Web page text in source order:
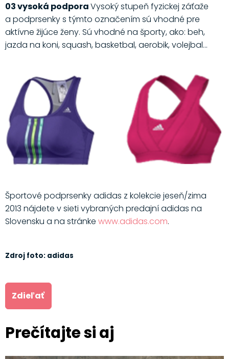
03 vysoká podporaVysoký stupeň fyzickej záťaže
a podprsenky s týmto označením sú vhodné pre
aktívne žijúce ženy. Sú vhodné na športy, ako: beh,
jazda na koni, squash, basketbal, aerobik, volejbal...
Športové podprsenky adidas z kolekcie jeseň/zima
2013 nájdete v sieti vybraných predajní adidas na
Slovensku a na stránke www.adidas.com.
Zdroj foto: adidas
Zdieľať
Prečítajte si aj